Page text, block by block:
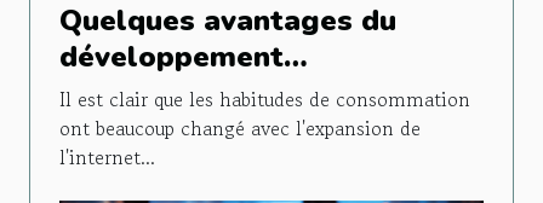
Quelques avantages du
développement
d'applications pour les
entreprises
Il est clair que les habitudes de consommation
ont beaucoup changé avec l'expansion de
l'internet...